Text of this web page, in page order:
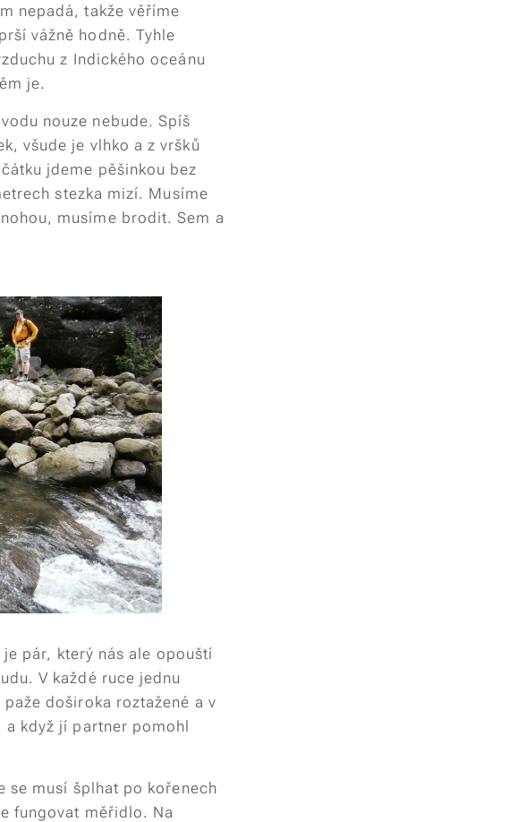
nepadá, takže věříme
vážně hodně. Tyhle
z Indického oceánu
je.
nouze nebude. Spíš
všude je vlhko a z vršků
jdeme pěšinkou bez
stezka mizí. Musíme
musíme brodit. Sem a
pár, který nás ale opouští
V každé ruce jednu
doširoka roztažené a v
když jí partner pomohl
se musí šplhat po kořenech
fungovat měřidlo. Na